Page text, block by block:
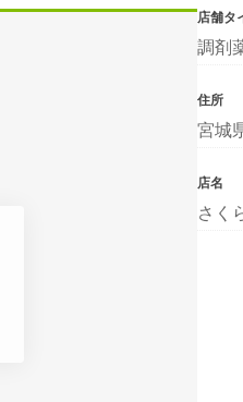
店舗タ
調剤
住所
宮城
店名
さく